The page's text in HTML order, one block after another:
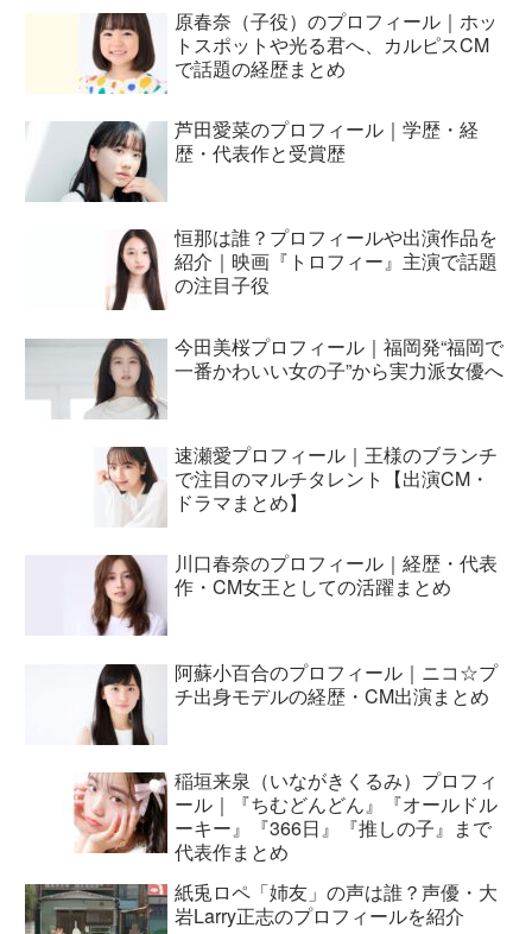
原春奈（子役）のプロフィール｜ホッ
トスポットや光る君へ、カルピスCM
で話題の経歴まとめ
芦田愛菜のプロフィール｜学歴・経
歴・代表作と受賞歴
恒那は誰？プロフィールや出演作品を
紹介｜映画『トロフィー』主演で話題
の注目子役
今田美桜プロフィール｜福岡発“福岡で
一番かわいい女の子”から実力派女優へ
速瀬愛プロフィール｜王様のブランチ
で注目のマルチタレント【出演CM・
ドラマまとめ】
川口春奈のプロフィール｜経歴・代表
作・CM女王としての活躍まとめ
阿蘇小百合のプロフィール｜ニコ☆プ
チ出身モデルの経歴・CM出演まとめ
稲垣来泉（いながきくるみ）プロフィ
ール｜『ちむどんどん』『オールドル
ーキー』『366日』『推しの子』まで
代表作まとめ
紙兎ロペ「姉友」の声は誰？声優・大
岩Larry正志のプロフィールを紹介